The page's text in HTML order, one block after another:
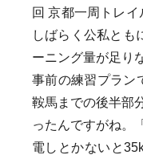
回 京都一周トレ
しばらく公私とも
ーニング量が足り
事前の練習プラン
鞍馬までの後半部
ったんですがね。
電しとかないと